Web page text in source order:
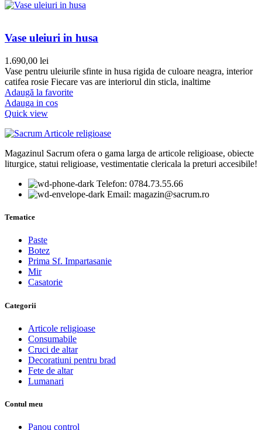
Vase uleiuri in husa
1.690,00 lei
Vase pentru uleiurile sfinte in husa rigida de culoare neagra, interior
catifea rosie Fiecare vas are interiorul din sticla, inaltime
Adaugă la favorite
Adauga in cos
Quick view
Magazinul Sacrum ofera o gama larga de articole religioase, obiecte
liturgice, statui religioase, vestimentatie clericala la preturi accesibile!
Telefon: 0784.73.55.66
Email: magazin@sacrum.ro
Tematice
Paste
Botez
Prima Sf. Impartasanie
Mir
Casatorie
Categorii
Articole religioase
Consumabile
Cruci de altar
Decoratiuni pentru brad
Fete de altar
Lumanari
Contul meu
Panou control